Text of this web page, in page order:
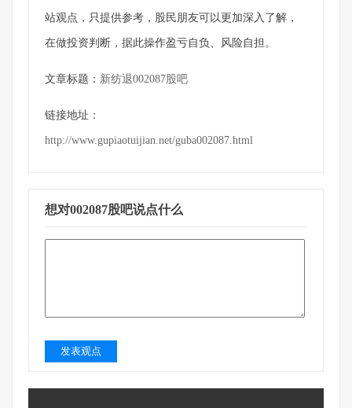
站观点，只提供参考，股民朋友可以更加深入了解，
在做投资判断，据此操作盈亏自负、风险自担。
文章标题： 新纺退002087股吧
链接地址：
http://www.gupiaotuijian.net/guba002087.html
想对002087股吧说点什么
发表观点